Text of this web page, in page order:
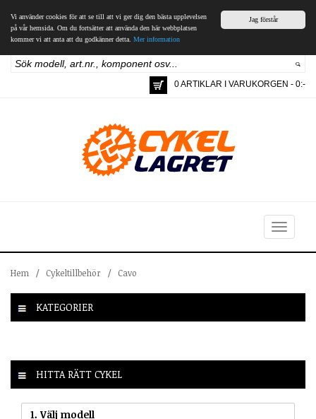
Jag förstår
Vi använder cookies för att se till att vi ger dig den bästa upplevelsen
på vår hemsida. Om du fortsätter att använda den här webbplatsen
kommer vi att anta att du godkänner detta. Mer information
0 ARTIKLAR I VARUKORGEN - 0:-
Toggle
navigation
Hem / Cykeltillbehör / Cavo
KATEGORIER
HITTA RÄTT CYKEL
1. Välj modell